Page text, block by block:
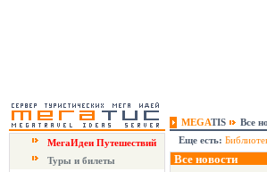
MEGATIS
Все
МегаИдеи Путешествий
Туры и билеты
Еще есть:
Все новости